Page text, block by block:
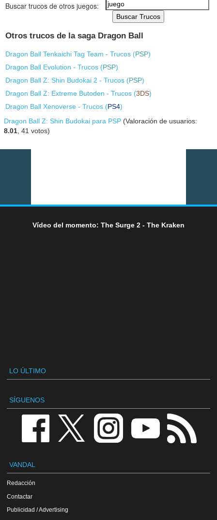
Buscar trucos de otros juegos:
Buscar Trucos
Otros trucos de la saga Dragon Ball
Dragon Ball Tenkaichi Tag Team - Trucos (PSP)
Dragon Ball Evolution - Trucos (PSP)
Dragon Ball Z: Shin Budokai 2 - Trucos (PSP)
Dragon Ball Z: Extreme Butoden - Trucos (3DS)
Dragon Ball Xenoverse - Trucos (PS4)
Dragon Ball Z: Shin Budokai para PSP (Valoración de usuarios:
8.01 ,41 votos)
Vídeo del momento: The Surge 2 - The Kraken
LO ÚLTIMO
SÍGUENOS
VANDAL
Redacción
Contactar
Publicidad / Advertising